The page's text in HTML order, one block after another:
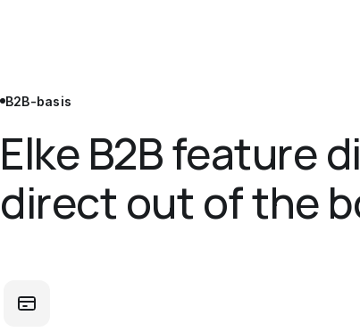
B2B-basis
Elke B2B feature
direct out of the